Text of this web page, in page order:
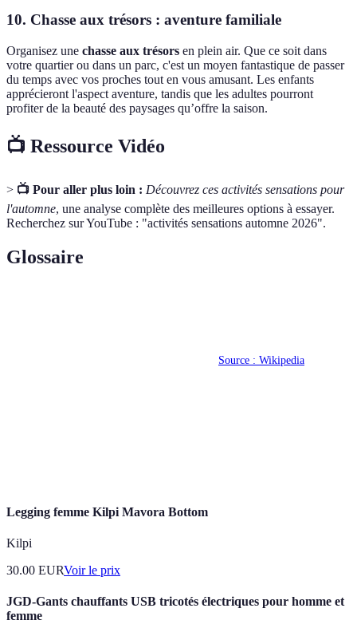
10. Chasse aux trésors : aventure familiale
Organisez une chasse aux trésors en plein air. Que ce soit dans
votre quartier ou dans un parc, c'est un moyen fantastique de passer
du temps avec vos proches tout en vous amusant. Les enfants
apprécieront l'aspect aventure, tandis que les adultes pourront
profiter de la beauté des paysages qu’offre la saison.
📺 Ressource Vidéo
> 📺 Pour aller plus loin : Découvrez ces activités sensations pour
l'automne, une analyse complète des meilleures options à essayer.
Recherchez sur YouTube : "activités sensations automne 2026".
Glossaire
Source : Wikipedia
Legging femme Kilpi Mavora Bottom
Kilpi
30.00 EURVoir le prix
JGD-Gants chauffants USB tricotés électriques pour homme et
femme